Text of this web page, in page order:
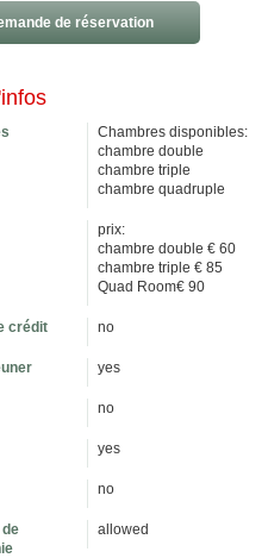
de réservation
Chambres disponibles:
chambre double
chambre triple
chambre quadruple
prix:
chambre double € 60
chambre triple € 85
Quad Room€ 90
crédit no
yes
no
yes
no
allowed